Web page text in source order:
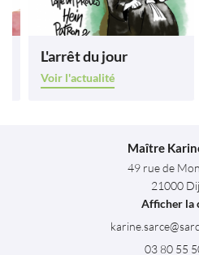
ESPACE PRO
L'arrêt du jour
Voir l'actualité
Maître
49 rue de
21000
Afficher la
03 80 55